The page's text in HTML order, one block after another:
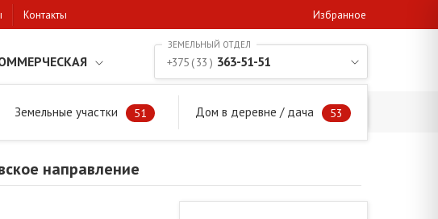
Контакты Избранное
Земельные участки 51 Дом в деревне / дача 53
+375 ( 33 ) 363-51-51
направление
направление